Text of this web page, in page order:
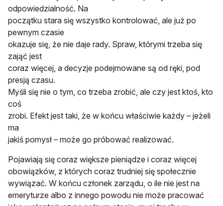
odpowiedzialność. Na
początku stara się wszystko kontrolować, ale już po
pewnym czasie
okazuje się, że nie daje rady. Spraw, którymi trzeba się
zająć jest
coraz więcej, a decyzje podejmowane są od ręki, pod
presją czasu.
Myśli się nie o tym, co trzeba zrobić, ale czy jest ktoś, kto
coś
zrobi. Efekt jest taki, że w końcu właściwie każdy – jeżeli
ma
jakiś pomysł – może go próbować realizować.
Pojawiają się coraz większe pieniądze i coraz więcej
obowiązków, z których coraz trudniej się społecznie
wywiązać. W końcu członek zarządu, o ile nie jest na
emeryturze albo z innego powodu nie może pracować